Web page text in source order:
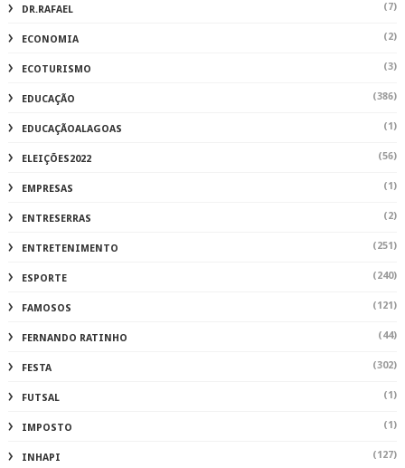
DR.RAFAEL (7)
ECONOMIA (2)
ECOTURISMO (3)
EDUCAÇÃO (386)
EDUCAÇÃOALAGOAS (1)
ELEIÇÕES2022 (56)
EMPRESAS (1)
ENTRESERRAS (2)
ENTRETENIMENTO (251)
ESPORTE (240)
FAMOSOS (121)
FERNANDO RATINHO (44)
FESTA (302)
FUTSAL (1)
IMPOSTO (1)
INHAPI (127)